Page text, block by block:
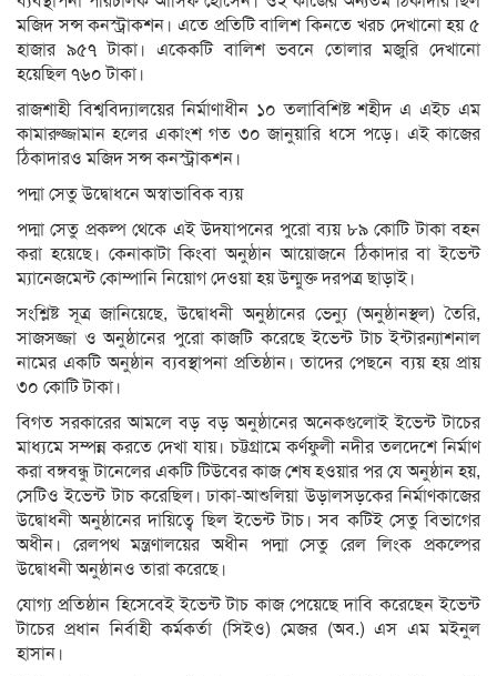
মজিদ সন্স কনস্ট্রাকশন। এতে প্রতিটি বালিশ কিনতে খরচ দেখানো হয় ৫
হাজার ৯৫৭ টাকা। একেকটি বালিশ ভবনে তোলার মজুরি দেখানো
হয়েছিল ৭৬০ টাকা।
রাজশাহী বিশ্ববিদ্যালয়ের নির্মাণাধীন ১০ তলাবিশিষ্ট শহীদ এ এইচ এম
কামারুজ্জামান হলের একাংশ গত ৩০ জানুয়ারি ধসে পড়ে। এই কাজের
ঠিকাদারও মজিদ সন্স কনস্ট্রাকশন।
পদ্মা সেতু উদ্বোধনে অস্বাভাবিক ব্যয়
পদ্মা সেতু প্রকল্প থেকে এই উদযাপনের পুরো ব্যয় ৮৯ কোটি টাকা বহন
করা হয়েছে। কেনাকাটা কিংবা অনুষ্ঠান আয়োজনে ঠিকাদার বা ইভেন্ট
ম্যানেজমেন্ট কোম্পানি নিয়োগ দেওয়া হয় উন্মুক্ত দরপত্র ছাড়াই।
সংশ্লিষ্ট সূত্র জানিয়েছে, উদ্বোধনী অনুষ্ঠানের ভেন্যু (অনুষ্ঠানস্থল) তৈরি,
সাজসজ্জা ও অনুষ্ঠানের পুরো কাজটি করেছে ইভেন্ট টাচ ইন্টারন্যাশনাল
নামের একটি অনুষ্ঠান ব্যবস্থাপনা প্রতিষ্ঠান। তাদের পেছনে ব্যয় হয় প্রায়
৩০ কোটি টাকা।
বিগত সরকারের আমলে বড় বড় অনুষ্ঠানের অনেকগুলোই ইভেন্ট টাচের
মাধ্যমে সম্পন্ন করতে দেখা যায়। চট্টগ্রামে কর্ণফুলী নদীর তলদেশে নির্মাণ
করা বঙ্গবন্ধু টানেলের একটি টিউবের কাজ শেষ হওয়ার পর যে অনুষ্ঠান হয়,
সেটিও ইভেন্ট টাচ করেছিল। ঢাকা-আশুলিয়া উড়ালসড়কের নির্মাণকাজের
উদ্বোধনী অনুষ্ঠানের দায়িত্বে ছিল ইভেন্ট টাচ। সব কটিই সেতু বিভাগের
অধীন। রেলপথ মন্ত্রণালয়ের অধীন পদ্মা সেতু রেল লিংক প্রকল্পের
উদ্বোধনী অনুষ্ঠানও তারা করেছে।
যোগ্য প্রতিষ্ঠান হিসেবেই ইভেন্ট টাচ কাজ পেয়েছে দাবি করেছেন ইভেন্ট
টাচের প্রধান নির্বাহী কর্মকর্তা (সিইও) মেজর (অব.) এস এম মইনুল
হাসান।